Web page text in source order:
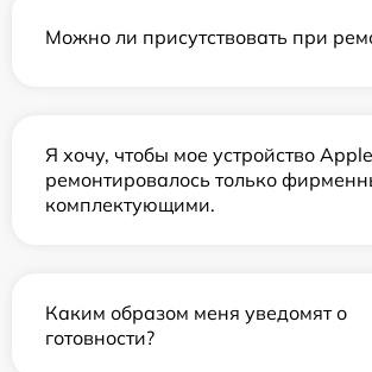
Можно ли присутствовать при
Я хочу, чтобы мое устройство Apple
ремонтировалось только
комплектующими.
Каким образом меня уведомят о
готовности?